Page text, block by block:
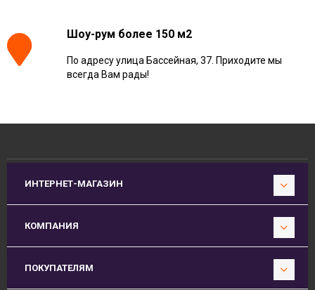
Шоу-рум более 150 м2
По адресу улица Бассейная, 37. Приходите мы
всегда Вам рады!
ИНТЕРНЕТ-МАГАЗИН
КОМПАНИЯ
ПОКУПАТЕЛЯМ